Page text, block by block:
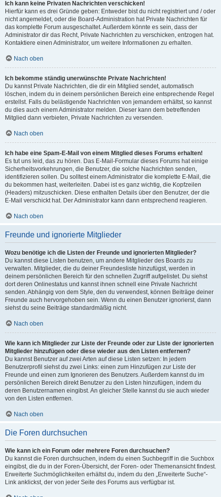
Ich kann keine Privaten Nachrichten verschicken!
Hierfür kann es drei Gründe geben: Entweder bist du nicht registriert und / oder
nicht angemeldet, oder die Board-Administration hat Private Nachrichten für
das komplette Forum ausgeschaltet. Außerdem könnte es sein, dass der
Administrator dir das Recht, Private Nachrichten zu verschicken, entzogen hat.
Kontaktiere einen Administrator, um weitere Informationen zu erhalten.
Nach oben
Ich bekomme ständig unerwünschte Private Nachrichten!
Du kannst Private Nachrichten, die dir ein Mitglied sendet, automatisch
löschen, indem du in deinem persönlichen Bereich eine entsprechende Regel
erstellst. Falls du belästigende Nachrichten von jemandem erhältst, so kannst
du dies auch einem Administrator melden. Dieser kann dem betreffenden
Mitglied dann verbieten, Private Nachrichten zu versenden.
Nach oben
Ich habe eine Spam-E-Mail von einem Mitglied dieses Forums erhalten!
Es tut uns leid, das zu hören. Das E-Mail-Formular dieses Forums hat einige
Sicherheitsvorkehrungen, die Benutzer, die solche Nachrichten senden,
identifizieren sollen. Du solltest einem Administrator die komplette E-Mail, die
du bekommen hast, weiterleiten. Dabei ist es ganz wichtig, die Kopfzeilen
(Headers) mitzuschicken. Diese enthalten Details über den Benutzer, der die
E-Mail verschickt hat. Der Administrator kann dann entsprechend reagieren.
Nach oben
Freunde und ignorierte Mitglieder
Wozu benötige ich die Listen der Freunde und ignorierten Mitglieder?
Du kannst diese Listen benutzen, um andere Mitglieder des Boards zu
verwalten. Mitglieder, die du deiner Freundesliste hinzufügst, werden in
deinem persönlichen Bereich für den schnellen Zugriff aufgelistet. Du siehst
dort deren Onlinestatus und kannst ihnen schnell eine Private Nachricht
senden. Abhängig von dem Style, den du verwendest, können Beiträge deiner
Freunde auch hervorgehoben sein. Wenn du einen Benutzer ignorierst, dann
siehst du seine Beiträge standardmäßig nicht.
Nach oben
Wie kann ich Mitglieder zur Liste der Freunde oder zur Liste der ignorierten
Mitglieder hinzufügen oder diese wieder aus den Listen entfernen?
Du kannst Benutzer auf zwei Arten auf diese Listen setzen: In jedem
Benutzerprofil siehst du zwei Links: einen zum Hinzufügen zur Liste der
Freunde und einen zum Ignorieren des Benutzers. Außerdem kannst du im
persönlichen Bereich direkt Benutzer zu den Listen hinzufügen, indem du
deren Benutzernamen eingibst. An gleicher Stelle kannst du sie auch wieder
von den Listen entfernen.
Nach oben
Die Foren durchsuchen
Wie kann ich ein Forum oder mehrere Foren durchsuchen?
Du kannst die Foren durchsuchen, indem du einen Suchbegriff in die Suchbox
eingibst, die du in der Foren-Übersicht, der Foren- oder Themenansicht findest.
Erweiterte Suchmöglichkeiten erhältst du, indem du den „Erweiterte Suche“-
Link anklickst, der von jeder Seite des Forums aus verfügbar ist.